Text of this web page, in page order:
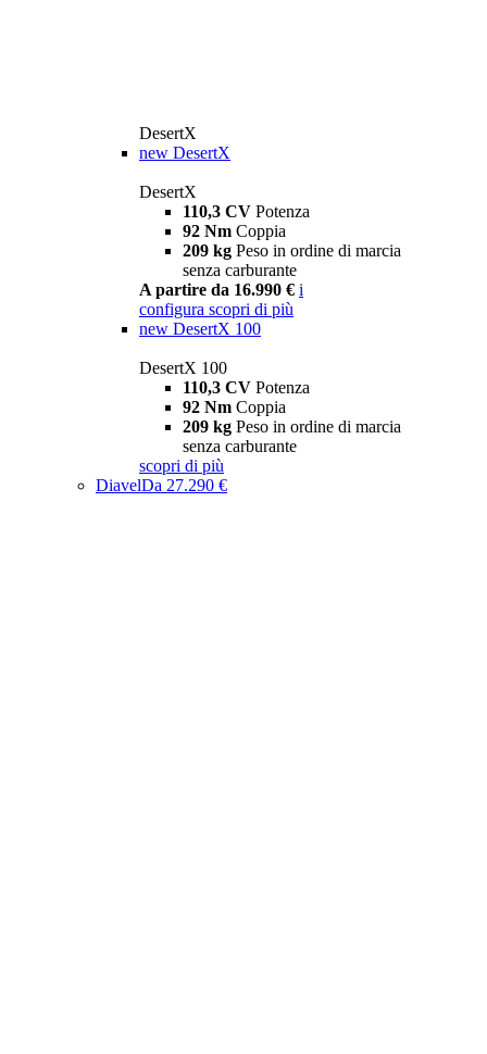
DesertX
new DesertX
DesertX
110,3 CV Potenza
92 Nm Coppia
209 kg Peso in ordine di marcia
senza carburante
A partire da 16.990 € i
configura scopri di più
new DesertX 100
DesertX 100
110,3 CV Potenza
92 Nm Coppia
209 kg Peso in ordine di marcia
senza carburante
scopri di più
DiavelDa 27.290 €